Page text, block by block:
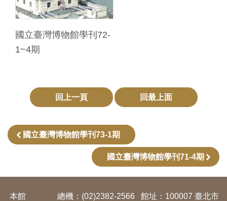
權
聲
明
善
服
務
國立臺灣博物館學刊72-
1~4期
回上一頁 回最上面
國立臺灣博物館學刊73-1期
國立臺灣博物館學刊71-4期
本館 總機：(02)2382-2566
館址：100007 臺北市